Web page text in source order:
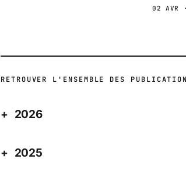
02 AVR
RETROUVER L'ENSEMBLE DES
2026
2025